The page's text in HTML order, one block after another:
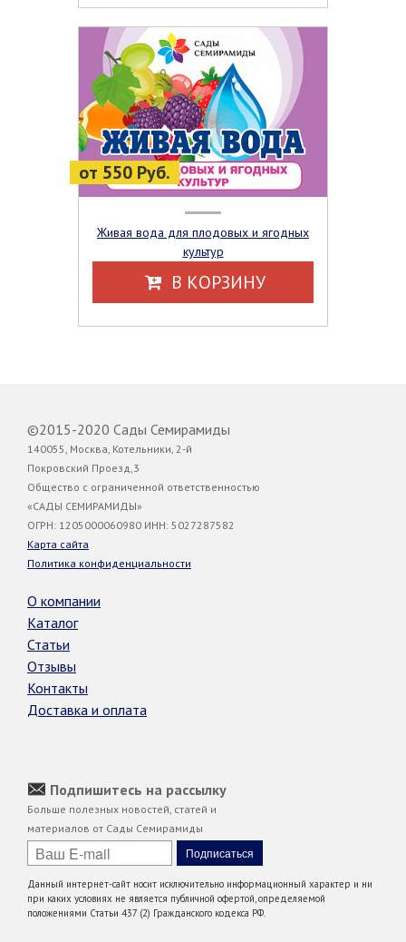
от 550 Руб.
Живая вода для плодовых и ягодных
культур
В КОРЗИНУ
©2015-2020 Сады Семирамиды
140055, Москва, Котельники, 2-й
Покровский Проезд,3
Общество с ограниченной ответственностью
«САДЫ СЕМИРАМИДЫ»
ОГРН: 1205000060980 ИНН: 5027287582
Карта сайта
Политика конфиденциальности
О компании
Каталог
Статьи
Отзывы
Контакты
Доставка и оплата
Подпишитесь на рассылку
Больше полезных новостей, статей и
материалов от Сады Семирамиды
Данный интернет-сайт носит исключительно информационный характер и ни
при каких условиях не является публичной офертой, определяемой
положениями Статьи 437 (2) Гражданского кодекса РФ.